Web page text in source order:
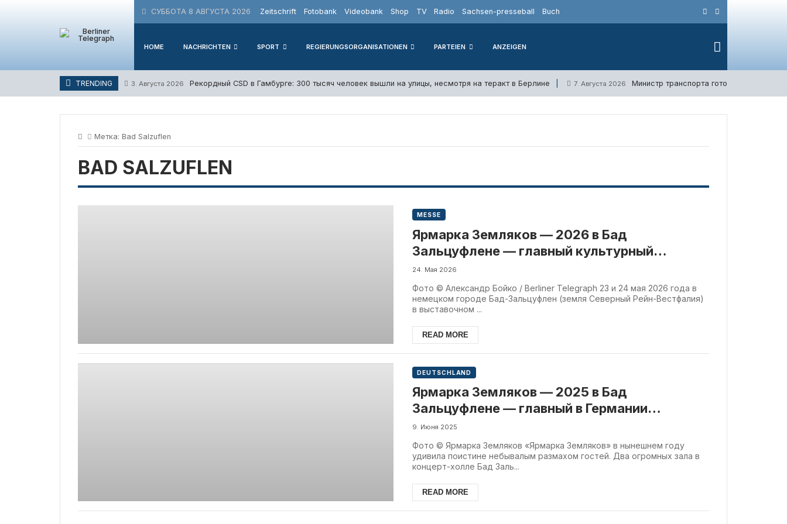
СУББОТА 8 АВГУСТА 2026 Zeitschrift Fotobank Videobank Shop TV Radio Sachsen-presseball Buch
HOME NACHRICHTEN SPORT REGIERUNGSORGANISATIONEN PARTEIEN ANZEIGEN
TRENDING 3. Августа 2026 Рекордный CSD в Гамбурге: 300 тысяч человек вышли на улицы, несмотря на теракт в Берлине 7. Августа 2026 Министр транспорта готов отменить
Метка: Bad Salzuflen
BAD SALZUFLEN
MESSE
Ярмарка Земляков — 2026 в Бад
Зальцуфлене — главный культурный
фестиваль русских немцев в Германии
24. Мая 2026
Фото © Александр Бойко / Berliner Telegraph 23 и 24 мая 2026 года в
немецком городе Бад-Зальцуфлен (земля Северный Рейн-Вестфалия)
в выставочном ...
READ MORE
DEUTSCHLAND
Ярмарка Земляков — 2025 в Бад
Зальцуфлене — главный в Германии
фестиваль русских немцев
9. Июня 2025
Фото © Ярмарка Земляков «Ярмарка Земляков» в нынешнем году
удивила поистине небывалым размахом гостей. Два огромных зала в
концерт-холле Бад Заль...
READ MORE